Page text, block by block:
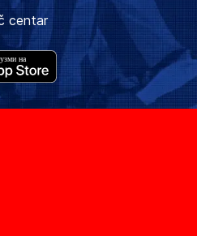
centar